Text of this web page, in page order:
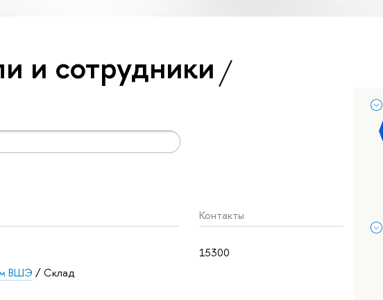
и сотрудники
Контакты
15300
ВШЭ / Склад